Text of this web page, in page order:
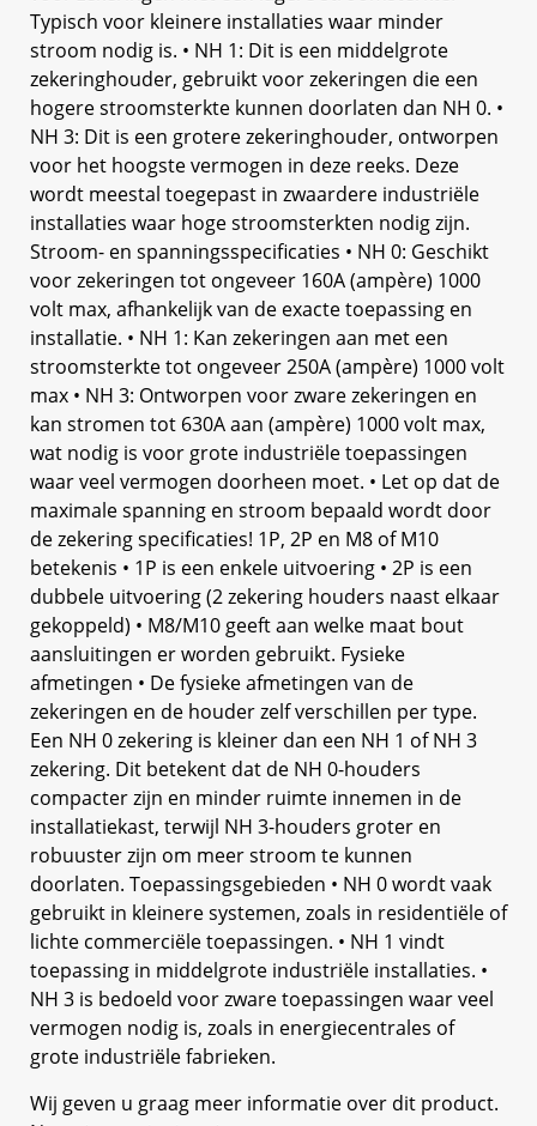
Typisch voor kleinere installaties waar minder
stroom nodig is. • NH 1: Dit is een middelgrote
zekeringhouder, gebruikt voor zekeringen die een
hogere stroomsterkte kunnen doorlaten dan NH 0. •
NH 3: Dit is een grotere zekeringhouder, ontworpen
voor het hoogste vermogen in deze reeks. Deze
wordt meestal toegepast in zwaardere industriële
installaties waar hoge stroomsterkten nodig zijn.
Stroom- en spanningsspecificaties • NH 0: Geschikt
voor zekeringen tot ongeveer 160A (ampère) 1000
volt max, afhankelijk van de exacte toepassing en
installatie. • NH 1: Kan zekeringen aan met een
stroomsterkte tot ongeveer 250A (ampère) 1000 volt
max • NH 3: Ontworpen voor zware zekeringen en
kan stromen tot 630A aan (ampère) 1000 volt max,
wat nodig is voor grote industriële toepassingen
waar veel vermogen doorheen moet. • Let op dat de
maximale spanning en stroom bepaald wordt door
de zekering specificaties! 1P, 2P en M8 of M10
betekenis • 1P is een enkele uitvoering • 2P is een
dubbele uitvoering (2 zekering houders naast elkaar
gekoppeld) • M8/M10 geeft aan welke maat bout
aansluitingen er worden gebruikt. Fysieke
afmetingen • De fysieke afmetingen van de
zekeringen en de houder zelf verschillen per type.
Een NH 0 zekering is kleiner dan een NH 1 of NH 3
zekering. Dit betekent dat de NH 0-houders
compacter zijn en minder ruimte innemen in de
installatiekast, terwijl NH 3-houders groter en
robuuster zijn om meer stroom te kunnen
doorlaten. Toepassingsgebieden • NH 0 wordt vaak
gebruikt in kleinere systemen, zoals in residentiële of
lichte commerciële toepassingen. • NH 1 vindt
toepassing in middelgrote industriële installaties. •
NH 3 is bedoeld voor zware toepassingen waar veel
vermogen nodig is, zoals in energiecentrales of
grote industriële fabrieken.
Wij geven u graag meer informatie over dit product.